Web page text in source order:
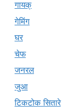
गायक्
गेमिंग
घर
चेफ
जनरल
जुआ
टिकटोक सितारे